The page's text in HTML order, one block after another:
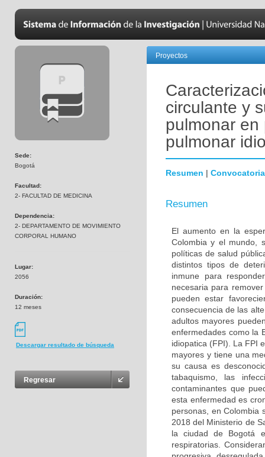
Sede:
Bogotá
Facultad:
2- FACULTAD DE MEDICINA
Dependencia:
2- DEPARTAMENTO DE MOVIMIENTO
CORPORAL HUMANO
Lugar:
2056
Duración:
12 meses
Descargar resultado de búsqueda
Regresar
Proyectos
circulante y
pulmonar en
pulmonar
Resumen | Convocatoria
Resumen
El aumento en la
Colombia y el mundo,
políticas de salud
distintos tipos de
inmune para
necesaria para
pueden estar
consecuencia de las
adultos mayores
enfermedades como la
idiopatica (FPI). La FPI
mayores y tiene una
su causa es
tabaquismo, las
contaminantes que
esta enfermedad es
personas, en Colombia
2018 del Ministerio de
la ciudad de Bogotá
respiratorias.